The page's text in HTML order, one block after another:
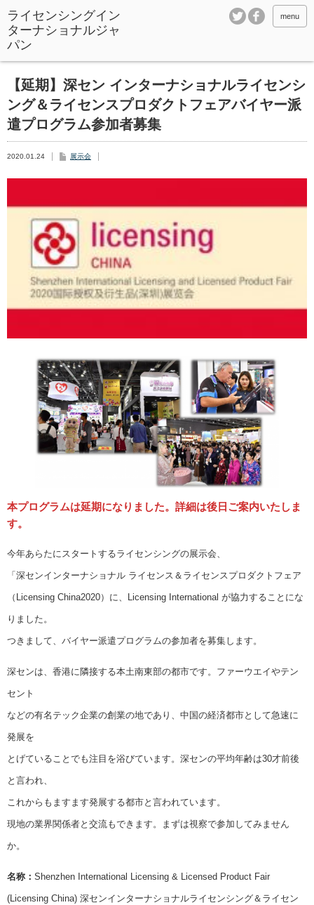
ライセンシングイン
ターナショナルジャ
パン
menu
【延期】深セン インターナショナルライセンシ
ング＆ライセンスプロダクトフェアバイヤー派
遣プログラム参加者募集
2020.01.24 展示会
本プログラムは延期になりました。詳細は後日ご案内いたしま
す。
今年あらたにスタートするライセンシングの展示会、
「深センインターナショナル ライセンス＆ライセンスプロダクトフェア
（Licensing China2020）に、Licensing International が協力することにな
りました。
つきまして、バイヤー派遣プログラムの参加者を募集します。
深センは、香港に隣接する本土南東部の都市です。ファーウエイやテン
セント
などの有名テック企業の創業の地であり、中国の経済都市として急速に
発展を
とげていることでも注目を浴びています。深センの平均年齢は30才前後
と言われ、
これからもますます発展する都市と言われています。
現地の業界関係者と交流もできます。まずは視察で参加してみません
か。
名称： Shenzhen International Licensing & Licensed Product Fair
(Licensing China) 深センインターナショナルライセンシング＆ライセン